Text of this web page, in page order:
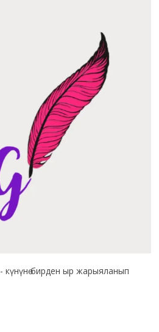
- күнүнө бирден ыр жарыяланып